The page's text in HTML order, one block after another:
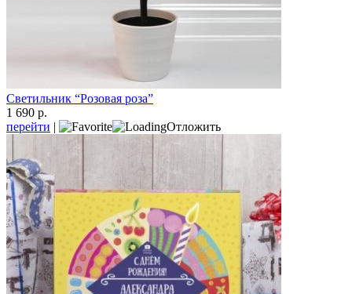
Светильник “Розовая роза”
1 690 р.
перейти | Отложить